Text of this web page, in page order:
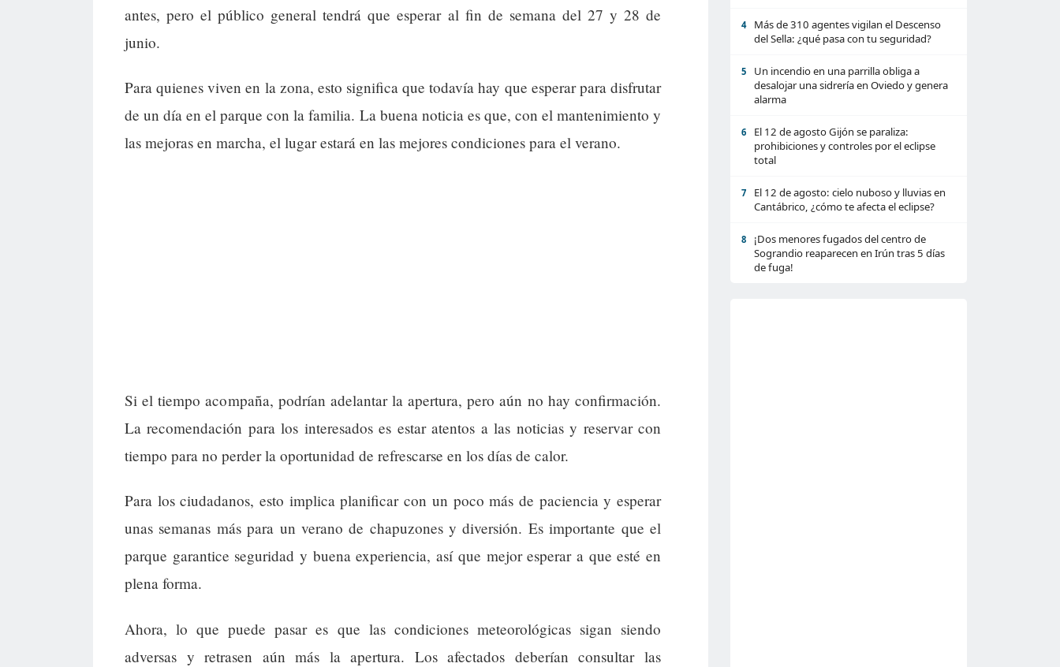
antes, pero el público general tendrá que esperar al fin de semana del 27 y 28 de
junio.
Para quienes viven en la zona, esto significa que todavía hay que esperar para disfrutar
de un día en el parque con la familia. La buena noticia es que, con el mantenimiento y
las mejoras en marcha, el lugar estará en las mejores condiciones para el verano.
Si el tiempo acompaña, podrían adelantar la apertura, pero aún no hay confirmación.
La recomendación para los interesados es estar atentos a las noticias y reservar con
tiempo para no perder la oportunidad de refrescarse en los días de calor.
Para los ciudadanos, esto implica planificar con un poco más de paciencia y esperar
unas semanas más para un verano de chapuzones y diversión. Es importante que el
parque garantice seguridad y buena experiencia, así que mejor esperar a que esté en
plena forma.
Ahora, lo que puede pasar es que las condiciones meteorológicas sigan siendo
adversas y retrasen aún más la apertura. Los afectados deberían consultar las
4
Más de 310 agentes vigilan el Descenso
del Sella: ¿qué pasa con tu seguridad?
5
Un incendio en una parrilla obliga a
desalojar una sidrería en Oviedo y genera
alarma
6
El 12 de agosto Gijón se paraliza:
prohibiciones y controles por el eclipse
total
7
El 12 de agosto: cielo nuboso y lluvias en
Cantábrico, ¿cómo te afecta el eclipse?
8
¡Dos menores fugados del centro de
Sograndio reaparecen en Irún tras 5 días
de fuga!